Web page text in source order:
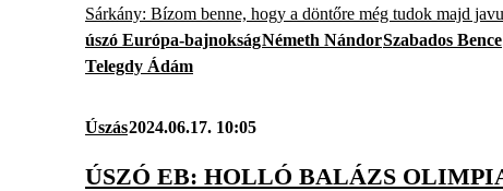
Sárkány: Bízom benne, hogy a döntőre még tudok majd
úszó Európa-bajnokságNémeth NándorSzabados Bence
Telegdy Ádám
Úszás2024.06.17. 10:05
ÚSZÓ EB: HOLLÓ BALÁZS